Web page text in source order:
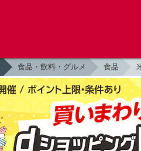
食品・飲料・グルメ 食品